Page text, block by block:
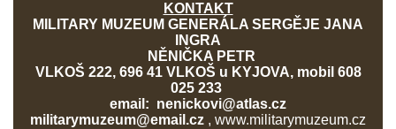
KONTAKT
MILITARY MUZEUM GENERÁLA SERGĚJE JANA
INGRA
NĚNIČKA PETR
VLKOŠ 222, 696 41 VLKOŠ u KYJOVA, mobil 608
025 233
email: nenickovi@atlas.cz
militarymuzeum@email.cz , www.militarymuzeum.cz